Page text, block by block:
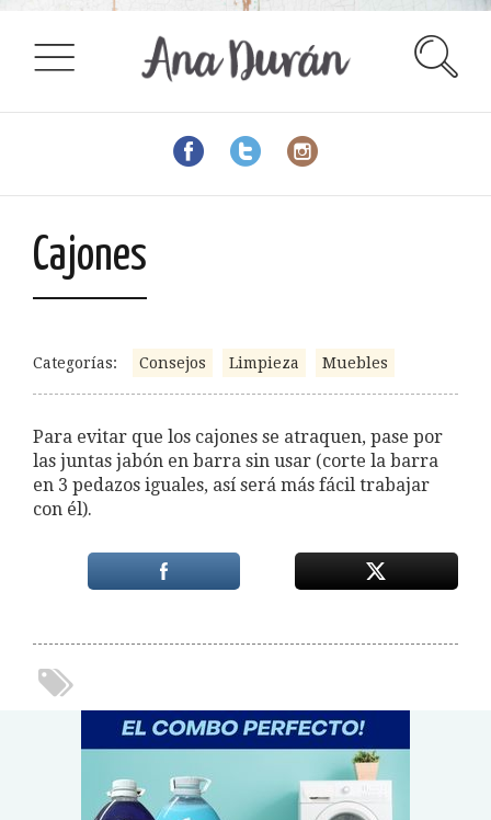
Cajones
Categorías: Consejos Limpieza Muebles
Para evitar que los cajones se atraquen, pase por
las juntas jabón en barra sin usar (corte la barra
en 3 pedazos iguales, así será más fácil trabajar
con él).